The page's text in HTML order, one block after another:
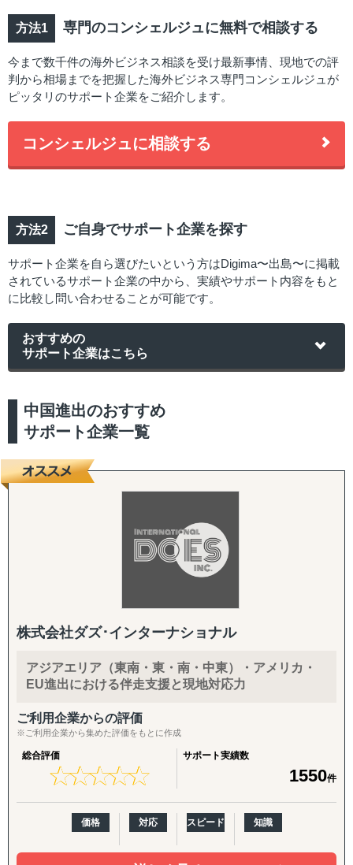
専門のコンシェルジュに無料で相談する
今まで数千件の海外ビジネス相談を受け最新事情、現地での評
判から相場までを把握した海外ビジネス専門コンシェルジュが
ピッタリのサポート企業をご紹介します。
コンシェルジュに相談する
ご自身でサポート企業を探す
サポート企業を自ら選びたいという方はDigima〜出島〜に掲載
されているサポート企業の中から、実績やサポート内容をもと
に比較し問い合わせることが可能です。
おすすめの
サポート企業はこちら
中国進出のおすすめ
サポート企業一覧
株式会社ダズ･インターナショナル
アジアエリア（東南・東・南・中東）・アメリカ・
EU進出における伴走支援と現地対応力
ご利用企業からの評価
※ご利用企業から集めた評価をもとに作成
総合評価
★★★★★
★★★★★
サポート実績数
1550件
価格 対応 スピード 知識